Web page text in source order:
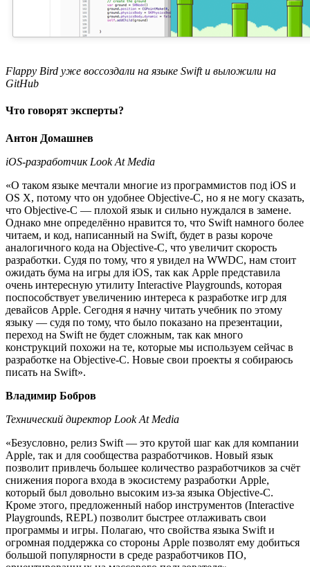
Flappy Bird уже воссоздали на языке Swift и выложили на
GitHub
Что говорят эксперты?
Антон Домашнев
iOS-разработчик Look At Media
«О таком языке мечтали многие из программистов под iOS и
OS X, потому что он удобнее Objective-C, но я не могу сказать,
что Objective-C — плохой язык и сильно нуждался в замене.
Однако мне определённо нравится то, что Swift намного более
читаем, и код, написанный на Swift, будет в разы короче
аналогичного кода на Objective-C, что увеличит скорость
разработки. Судя по тому, что я увидел на WWDC, нам стоит
ожидать бума на игры для iOS, так как Apple представила
очень интересную утилиту Interactive Playgrounds, которая
поспособствует увеличению интереса к разработке игр для
девайсов Apple. Сегодня я начну читать учебник по этому
языку — судя по тому, что было показано на презентации,
переход на Swift не будет сложным, так как много
конструкций похожи на те, которые мы используем сейчас в
разработке на Objective-C. Новые свои проекты я собираюсь
писать на Swift».
Владимир Бобров
Технический директор Look At Media
«Безусловно, релиз Swift — это крутой шаг как для компании
Apple, так и для сообщества разработчиков. Новый язык
позволит привлечь большее количество разработчиков за счёт
снижения порога входа в экосистему разработки Apple,
который был довольно высоким из-за языка Objective-C.
Кроме этого, предложенный набор инструментов (Interactive
Playgrounds, REPL) позволит быстрее отлаживать свои
программы и игры. Полагаю, что свойства языка Swift и
огромная поддержка со стороны Apple позволят ему добиться
большой популярности в среде разработчиков ПО,